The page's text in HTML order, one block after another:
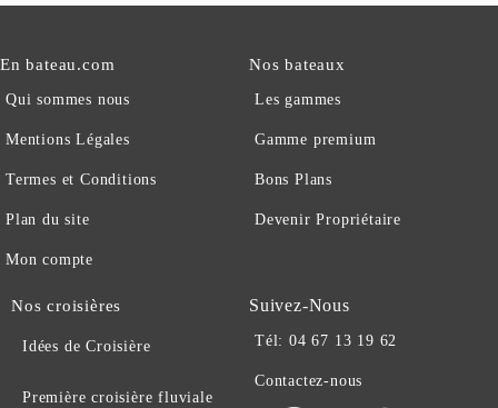
En bateau.com
Qui sommes nous
Mentions Légales
Termes et Conditions
Plan du site
Mon compte
Nos bateaux
Les gammes
Gamme premium
Bons Plans
Devenir Propriétaire
Nos croisières
Idées de Croisière
Première croisière fluviale
Suivez-Nous
Tél: 04 67 13 19 62
Contactez-nous